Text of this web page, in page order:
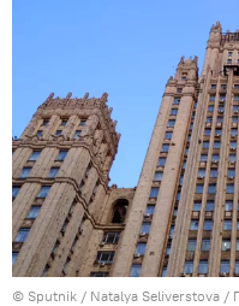
© Sputnik / Natalya Seliverstova /